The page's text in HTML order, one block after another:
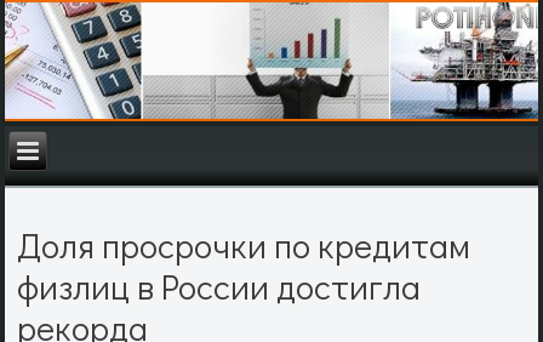
Доля просрочки по кредитам
физлиц в России достигла
рекорда